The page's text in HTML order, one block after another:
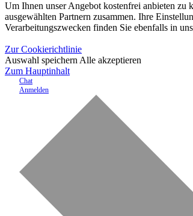
Um Ihnen unser Angebot kostenfrei anbieten
ausgewählten Partnern zusammen. Ihre
Verarbeitungszwecken finden Sie ebenfalls in
Zur Cookierichtlinie
Auswahl speichern Alle akzeptieren
Zum Hauptinhalt
Chat
Anmelden